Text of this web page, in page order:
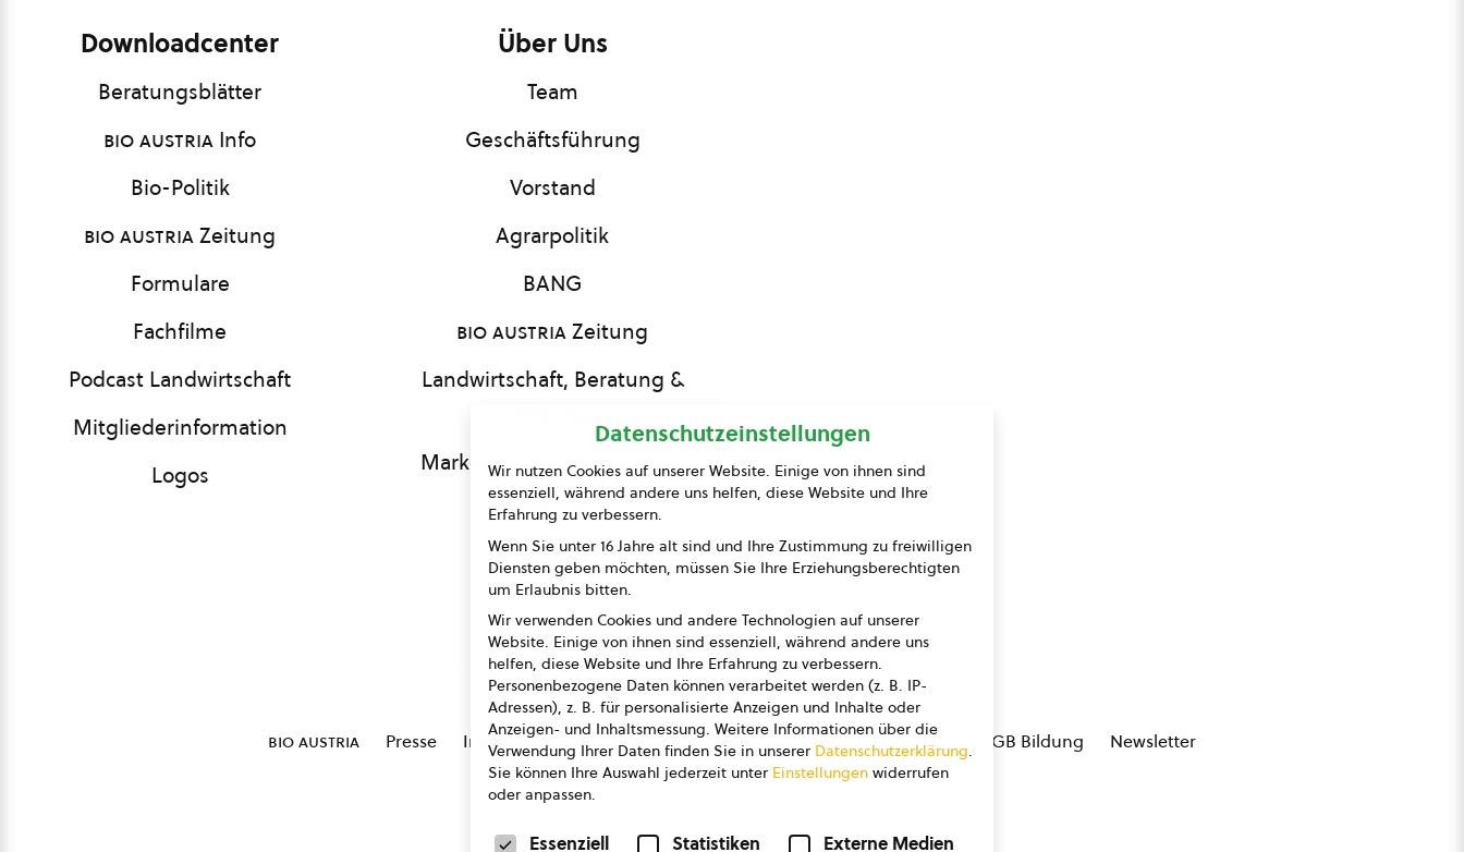
Downloadcenter
Beratungsblätter
bio austria Info
Bio-Politik
bio austriaZeitung
Formulare
Fachfilme
Podcast Landwirtschaft
Mitgliederinformation
Logos
Über Uns
Team
Geschäftsführung
Vorstand
Agrarpolitik
BANG
bio austriaZeitung
Landwirtschaft, Beratung &
Marketing und Information
Presse
Kontakt
bio austria Presse Impressum Datenschutz AGB AGB Marketing GmbH AGB Bildung Newsletter
Datenschutzeinstellungen
Wir nutzen Cookies auf unserer Website. Einige von ihnen sind
essenziell, während andere uns helfen, diese Website und Ihre
Erfahrung zu verbessern.
Wenn Sie unter 16 Jahre alt sind und Ihre Zustimmung zu freiwilligen
Diensten geben möchten, müssen Sie Ihre Erziehungsberechtigten
um Erlaubnis bitten.
Wir verwenden Cookies und andere Technologien auf unserer
Website. Einige von ihnen sind essenziell, während andere uns
helfen, diese Website und Ihre Erfahrung zu verbessern.
Personenbezogene Daten können verarbeitet werden (z. B. IP-
Adressen), z. B. für personalisierte Anzeigen und Inhalte oder
Anzeigen- und Inhaltsmessung. Weitere Informationen über die
Verwendung Ihrer Daten finden Sie in unserer Datenschutzerklärung.
Sie können Ihre Auswahl jederzeit unter Einstellungen widerrufen
oder anpassen.
Datenschutzeinstellungen
Essenziell Statistiken Externe Medien